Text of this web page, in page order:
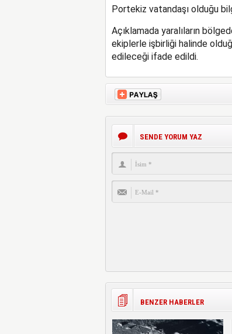
Portekiz vatandaşı olduğu
Açıklamada yaralıların
ekiplerle işbirliği halinde
edileceği ifade edildi.
SENDE YORUM YAZ
BENZER HABERLER